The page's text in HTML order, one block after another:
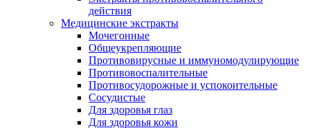
действия
Медицинские экстракты
Мочегонные
Общеукрепляющие
Противовирусные и иммуномодулирующие
Противовоспалительные
Противосудорожные и успокоительные
Сосудистые
Для здоровья глаз
Для здоровья кожи